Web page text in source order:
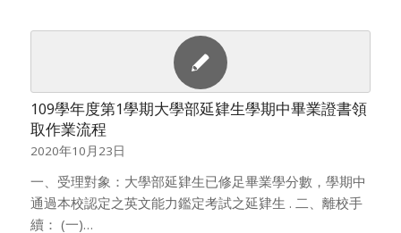
109學年度第1學期大學部延肄生學期中畢業證書領
取作業流程
2020年10月23日
一、受理對象：大學部延肄生已修足畢業學分數，學期中
通過本校認定之英文能力鑑定考試之延肄生 . 二、離校手
續： (一)…